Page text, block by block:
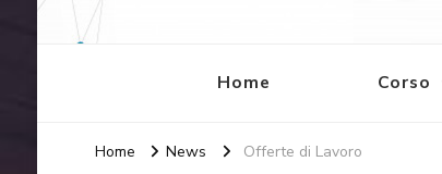
Home Corso
Home News Offerte di Lavoro